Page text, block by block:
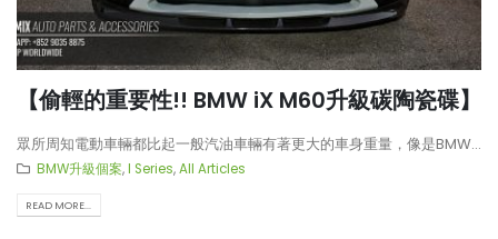
【偷輕的重要性!! BMW iX M60升級碳陶瓷碟】
眾所周知電動車輛都比起一般汽油車輛有著更大的車身重量，像是BMW...
BMW升級個案,I Series,All Articles
READ MORE...
【打造一部更簡潔有力的Honda
Type-R FL5?!】
【電車買鈴有什麼要注意!! 承重
能力好重要!!】
【不能錯過的最新升級改
Instagram Reels】